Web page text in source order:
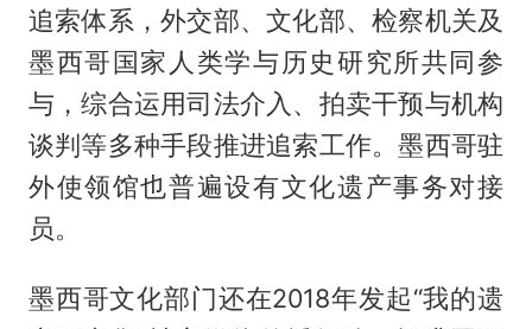
追索体系，外交部、文化部、检察机关及
墨西哥国家人类学与历史研究所共同参
与，综合运用司法介入、拍卖干预与机构
谈判等多种手段推进追索工作。墨西哥驻
外使领馆也普遍设有文化遗产事务对接
员。
墨西哥文化部门还在2018年发起“我的遗